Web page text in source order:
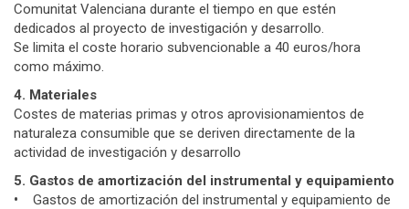
Comunitat Valenciana durante el tiempo en que estén
dedicados al proyecto de investigación y desarrollo.
Se limita el coste horario subvencionable a 40 euros/hora
como máximo.
4. Materiales
Costes de materias primas y otros aprovisionamientos de
naturaleza consumible que se deriven directamente de la
actividad de investigación y desarrollo
5. Gastos de amortización del instrumental y equipamiento
• Gastos de amortización del instrumental y equipamiento de